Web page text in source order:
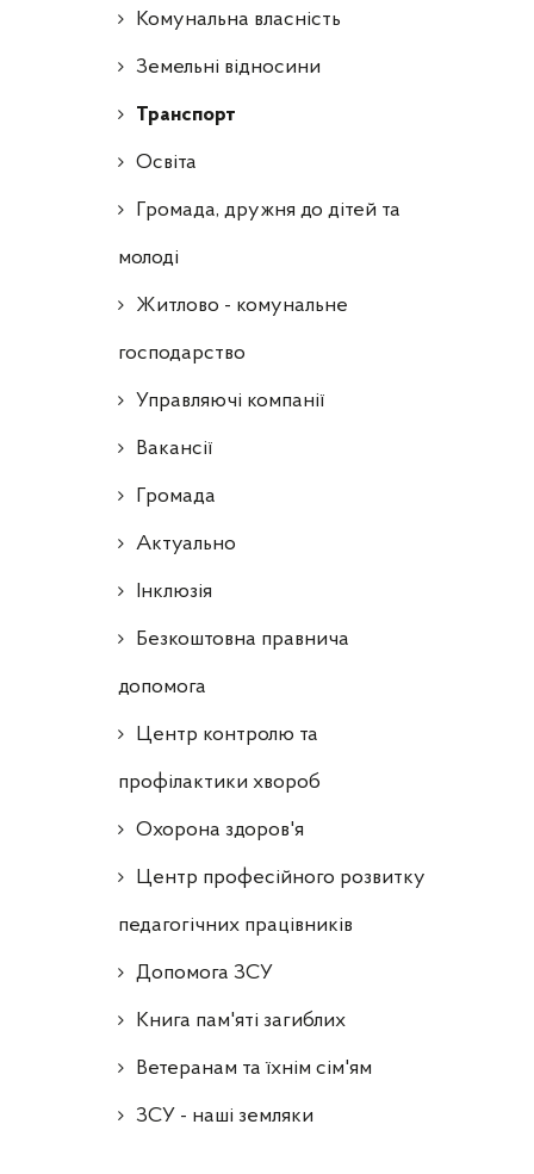
Комунальна власність
Земельні відносини
Транспорт
Освіта
Громада, дружня до дітей та
молоді
Житлово - комунальне
господарство
Управляючі компанії
Ваканcії
Громада
Актуально
Інклюзія
Безкоштовна правнича
допомога
Центр контролю та
профілактики хвороб
Охорона здоров'я
Центр професійного розвитку
педагогічних працівників
Допомога ЗСУ
Книга пам'яті загиблих
Ветеранам та їхнім сім'ям
ЗСУ - наші земляки